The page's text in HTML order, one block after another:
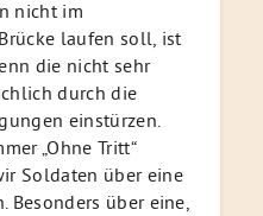
nicht im
laufen soll, ist
die nicht sehr
durch die
einstürzen.
„Ohne Tritt“
Soldaten über eine
Besonders über eine,